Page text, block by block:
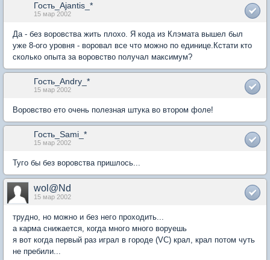
Гость_Ajantis_*
15 мар 2002
Да - без воровства жить плохо. Я кода из Клэмата вышел был
уже 8-ого уровня - воровал все что можно по единице.Кстати кто
сколько опыта за воровство получал максимум?
Гость_Andry_*
15 мар 2002
Воровство ето очень полезная штука во втором фоле!
Гость_Sami_*
15 мар 2002
Туго бы без воровства пришлось...
wol@Nd
15 мар 2002
трудно, но можно и без него проходить...
а карма снижается, когда много много воруешь
я вот когда первый раз играл в городе (VC) крал, крал потом чуть
не пребили...